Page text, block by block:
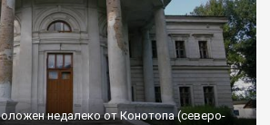
недалеко от Конотопа (северо-